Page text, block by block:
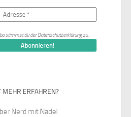
stimmst du derDatenschutzerklärungzu.
MEHR ERFAHREN?
Nerd mit Nadel